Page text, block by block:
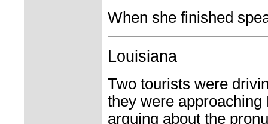
When she finished
Louisiana
Two tourists were
they were
arguing about the